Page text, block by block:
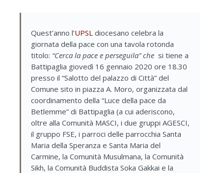
Quest’anno l’UPSL diocesano celebra la
giornata della pace con una tavola rotonda
titolo: “Cerca la pace e perseguila” che si tiene a
Battipaglia giovedì 16 gennaio 2020 ore 18.30
presso il “Salotto del palazzo di Città” del
Comune sito in piazza A. Moro, organizzata dal
coordinamento della “Luce della pace da
Betlemme” di Battipaglia (a cui aderiscono,
oltre alla Comunità MASCI, i due gruppi AGESCI,
il gruppo FSE, i parroci delle parrocchia Santa
Maria della Speranza e Santa Maria del
Carmine, la Comunità Musulmana, la Comunità
Sikh, la Comunità Buddista Soka Gakkai e la